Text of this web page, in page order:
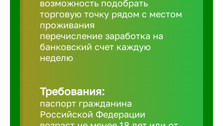
возможность подобрать
торговую точку рядом с местом
проживания
перечисление заработка на
банковский счет каждую
неделю
Требования:
паспорт гражданина
Российской Федерации